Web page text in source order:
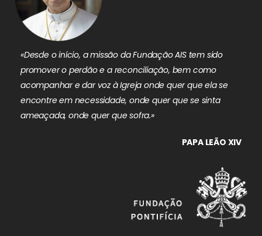
«Desde o início, a missão da Fundação AIS tem sido
promover o perdão e a reconciliação, bem como
acompanhar e dar voz à Igreja onde quer que ela se
encontre em necessidade, onde quer que se sinta
ameaçada, onde quer que sofra.»
PAPA LEÃO XIV